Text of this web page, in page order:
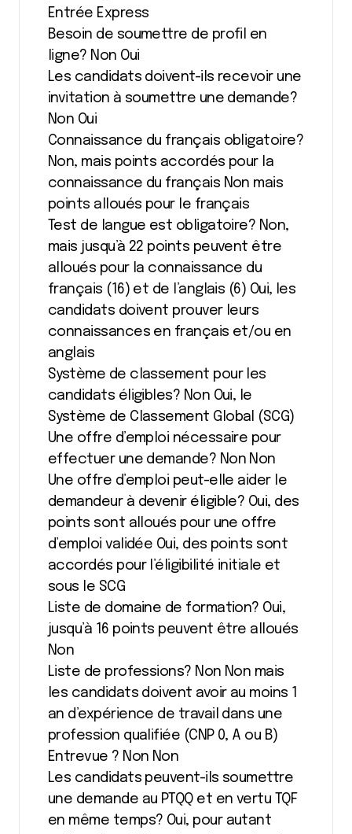
Entrée Express
Besoin de soumettre de profil en
ligne? Non Oui
Les candidats doivent-ils recevoir une
invitation à soumettre une demande?
Non Oui
Connaissance du français obligatoire?
Non, mais points accordés pour la
connaissance du français Non mais
points alloués pour le français
Test de langue est obligatoire? Non,
mais jusqu’à 22 points peuvent être
alloués pour la connaissance du
français (16) et de l’anglais (6) Oui, les
candidats doivent prouver leurs
connaissances en français et/ou en
anglais
Système de classement pour les
candidats éligibles? Non Oui, le
Système de Classement Global (SCG)
Une offre d’emploi nécessaire pour
effectuer une demande? Non Non
Une offre d’emploi peut-elle aider le
demandeur à devenir éligible? Oui, des
points sont alloués pour une offre
d’emploi validée Oui, des points sont
accordés pour l’éligibilité initiale et
sous le SCG
Liste de domaine de formation? Oui,
jusqu’à 16 points peuvent être alloués
Non
Liste de professions? Non Non mais
les candidats doivent avoir au moins 1
an d’expérience de travail dans une
profession qualifiée (CNP 0, A ou B)
Entrevue ? Non Non
Les candidats peuvent-ils soumettre
une demande au PTQQ et en vertu TQF
en même temps? Oui, pour autant